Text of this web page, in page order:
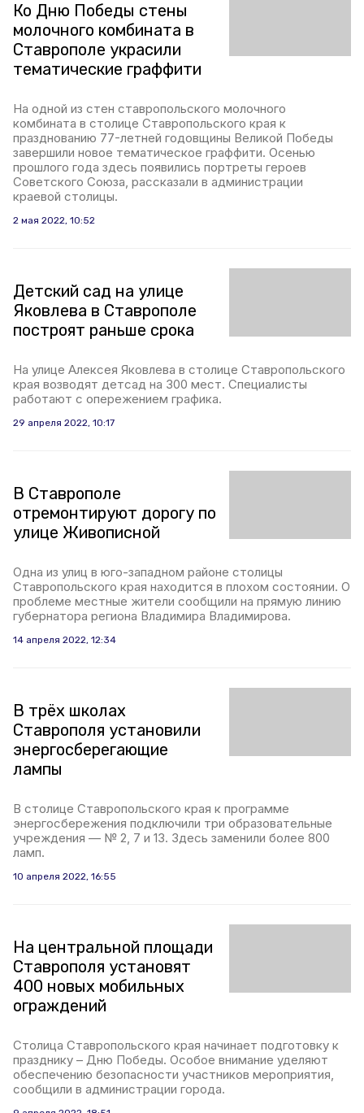
Ко Дню Победы стены
молочного комбината в
Ставрополе украсили
тематические граффити
На одной из стен ставропольского молочного
комбината в столице Ставропольского края к
празднованию 77-летней годовщины Великой Победы
завершили новое тематическое граффити. Осенью
прошлого года здесь появились портреты героев
Советского Союза, рассказали в администрации
краевой столицы.
2 мая 2022, 10:52
Детский сад на улице
Яковлева в Ставрополе
построят раньше срока
На улице Алексея Яковлева в столице Ставропольского
края возводят детсад на 300 мест. Специалисты
работают с опережением графика.
29 апреля 2022, 10:17
В Ставрополе
отремонтируют дорогу по
улице Живописной
Одна из улиц в юго-западном районе столицы
Ставропольского края находится в плохом состоянии. О
проблеме местные жители сообщили на прямую линию
губернатора региона Владимира Владимирова.
14 апреля 2022, 12:34
В трёх школах
Ставрополя установили
энергосберегающие
лампы
В столице Ставропольского края к программе
энергосбережения подключили три образовательные
учреждения — № 2, 7 и 13. Здесь заменили более 800
ламп.
10 апреля 2022, 16:55
На центральной площади
Ставрополя установят
400 новых мобильных
ограждений
Столица Ставропольского края начинает подготовку к
празднику – Дню Победы. Особое внимание уделяют
обеспечению безопасности участников мероприятия,
сообщили в администрации города.